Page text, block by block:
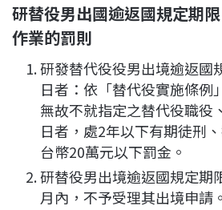
研替役男出國逾返國規定期
作業的罰則
研發替代役役男出境逾返國
日者：依「替代役實施條例
無故不就指定之替代役職役
日者，處2年以下有期徒刑
台幣20萬元以下罰金。
研替役男出境逾返國規定期
月內，不予受理其出境申請。